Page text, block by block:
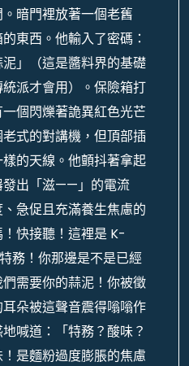
暗門裡放著一個老舊
東西。他輸入了密碼：
泥」（這是醬料界的基礎
派才會用）。保險箱打
個閃爍著詭異紅色光芒
式的對講機，但頂部插
的天線。他顫抖著拿起
發出「滋——」的電流
急促且充滿養生焦慮的
快接聽！這裡是 K-
務！你那邊是不是已經
需要你的蒜泥！你被徵
朵被這聲音震得嗡嗡作
喊道：「特務？酸味？
是麵粉過度膨脹的焦慮